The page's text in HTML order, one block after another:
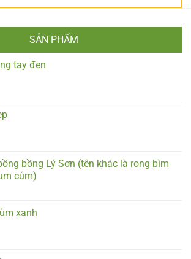
SẢN PHẨM
tay đen
bồng Lý Sơn (tên khác là rong bìm
cúm)
xanh